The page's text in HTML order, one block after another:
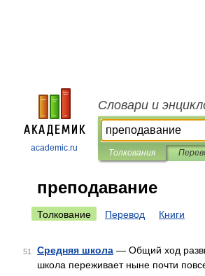
academic.ru
Словари и
Толкования
преподавание
Толкование Перевод Книги
51 Средняя школа — Общий ход
школа переживает ныне почти